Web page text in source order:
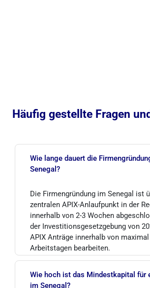
Häufig gestellte Fragen
Wie lange dauert die
Senegal?
Die Firmengründung im Senegal ist
zentralen APIX-Anlaufpunkt in der
innerhalb von 2-3 Wochen
der Investitionsgesetzgebung von
APIX Anträge innerhalb von
Arbeitstagen bearbeiten.
Wie hoch ist das Mindestkapital für
im Senegal?